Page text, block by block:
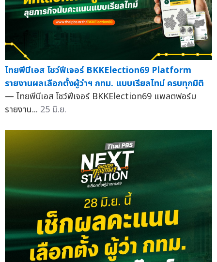
ไทยพีบีเอส โชว์ฟีเจอร์ BKKElection69 Platform
รายงานผลเลือกตั้งผู้ว่าฯ กทม. แบบเรียลไทม์ ครบทุกมิติ
— ไทยพีบีเอส โชว์ฟีเจอร์ BKKElection69 แพลตฟอร์ม
รายงาน... 25 มิ.ย.